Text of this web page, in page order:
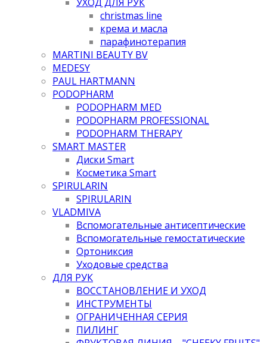
christmas line
крема и масла
парафинотерапия
MARTINI BEAUTY BV
MEDESY
PAUL HARTMANN
PODOPHARM
PODOPHARM MED
PODOPHARM PROFESSIONAL
PODOPHARM THERAPY
SMART MASTER
Диски Smart
Косметика Smart
SPIRULARIN
SPIRULARIN
VLADMIVA
Вспомогательные антисептические
Вспомогательные гемостатические
Ортониксия
Уходовые средства
ДЛЯ РУК
ВОССТАНОВЛЕНИЕ И УХОД
ИНСТРУМЕНТЫ
ОГРАНИЧЕННАЯ СЕРИЯ
ПИЛИНГ